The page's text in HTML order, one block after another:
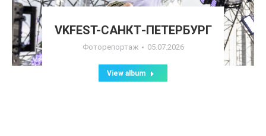
VKFEST-САНКТ-ПЕТЕРБУРГ
Фоторепортаж 05.07.2026
View album